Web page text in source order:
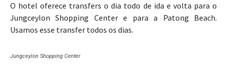
O hotel oferece transfers o dia todo de ida e volta para o
Jungceylon Shopping Center e para a Patong Beach.
Usamos esse transfer todos os dias.
Jungceylon Shopping Center